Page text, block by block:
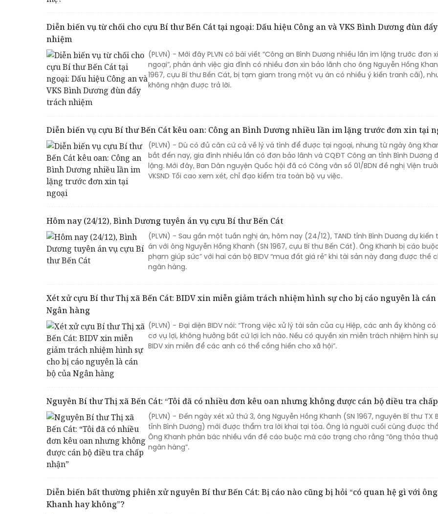
Diễn biến vụ từ chối cho cựu Bí thư Bến Cát tại ngoại: Dấu hiệu Công an và VKS Bình Dương đùn
nhiệm
(PLVN) - Mới đây PLVN có bài viết “Công an Bình Dương nhiều lần im lặng trước đơn
ngoại”, phản ánh việc gia đình có nhiều đơn xin bảo lãnh cho ông Nguyễn Hồng
1967, cựu Bí thư Bến Cát, bị tạm giam trong một vụ án có nhiều ý kiến tranh cãi),
không nhận được trả lời.
Diễn biến vụ cựu Bí thư Bến Cát kêu oan: Công an Bình Dương nhiều lần im lặng trước đơn xin tại
(PLVN) - Dù có đủ căn cứ cả về lý và tình để được tại ngoại, nhưng từ ngày ông
bắt đến nay, gia đình nhiều lần có đơn bảo lãnh và CQĐT Công an tỉnh Bình Dương
lặng. Mới đây, Ban Dân nguyện Quốc hội đã có Công văn số 01/BDN đề nghị Viện
VKSND Tối cao xem xét, chỉ đạo kiểm tra toàn bộ vụ việc.
Hôm nay (24/12), Bình Dương tuyên án vụ cựu Bí thư Bến Cát
(PLVN) - Sau gần một tuần nghị án, hôm nay (24/12), TAND tỉnh Bình Dương dự kiến
án với ông Nguyễn Hồng Khanh (SN 1967, cựu Bí thư Bến Cát). Ông Khanh bị cáo
phạm giúp sức” với hai cán bộ BIDV “mua đất giá rẻ” khi tài sản này đang được thế
ngân hàng.
Xét xử cựu Bí thư Thị xã Bến Cát: BIDV xin miễn giảm trách nhiệm hình sự cho bị cáo nguyên là cán
Ngân hàng
(PLVN) - Đại diện BIDV nói: “Trong việc xử lý tài sản của cụ Hiệp, các anh ấy không
cơ vụ lợi, không hưởng bất cứ lợi ích nào. Nếu có quyền xin miễn trách nhiệm hình
BIDV xin miễn để các anh có thể cống hiến cho xã hội”.
Nguyên Bí thư Thị xã Bến Cát: “Tôi đã có nhiều đơn kêu oan nhưng không được cán bộ điều tra
(PLVN) - Đến ngày xét xử thứ 3, ông Nguyễn Hồng Khanh (SN 1967, nguyên Bí thư TX
tỉnh Bình Dương) mới được thẩm tra lời khai tại tòa. Ông là người cuối cùng được
Ông Khanh phản bác nhiều vấn đề cáo buộc mà cáo trạng cho rằng “ông thỏa
ngân hàng”.
Diễn biến bất thường phiên xử nguyên Bí thư Bến Cát: Bị cáo nào cũng bị hỏi “có quan hệ gì với ông
Khanh hay không”?